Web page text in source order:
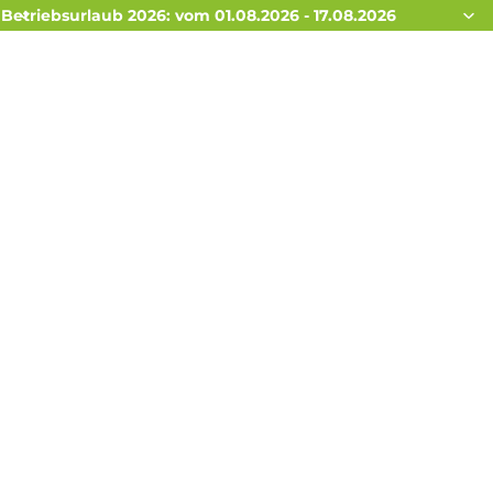
Betriebsurlaub 2026: vom 01.08.2026 - 17.08.2026